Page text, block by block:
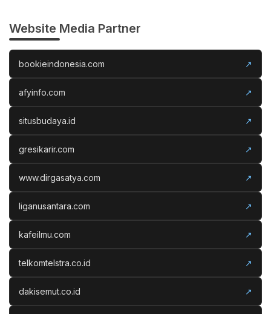
Website Media Partner
bookieindonesia.com ↗
afyinfo.com ↗
situsbudaya.id ↗
gresikarir.com ↗
www.dirgasatya.com ↗
liganusantara.com ↗
kafeilmu.com ↗
telkomtelstra.co.id ↗
dakisemut.co.id ↗